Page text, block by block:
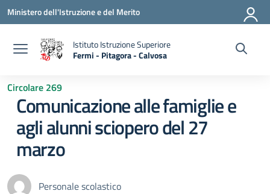
Vai ai contenuti
Vai al menu di navigazione
Vai al footer
Ministero dell'Istruzione e del Merito
Istituto Istruzione Superiore
Fermi - Pitagora - Calvosa
— Visita la pagina iniziale della scuola
Circolare 269
Comunicazione alle famiglie e
agli alunni sciopero del 27
marzo
Personale scolastico